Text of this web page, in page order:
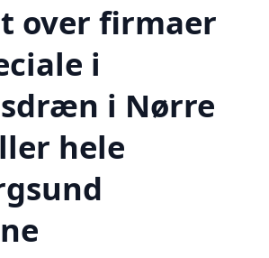
over firmaer
i
i Nørre
hele